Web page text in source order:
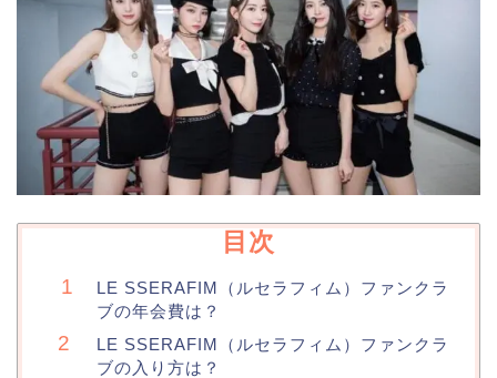
目次
LE SSERAFIM（ルセラフィム）ファンクラ
ブの年会費は？
LE SSERAFIM（ルセラフィム）ファンクラ
ブの入り方は？